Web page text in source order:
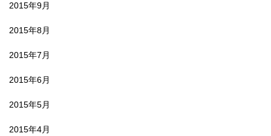
2015年9月
2015年8月
2015年7月
2015年6月
2015年5月
2015年4月